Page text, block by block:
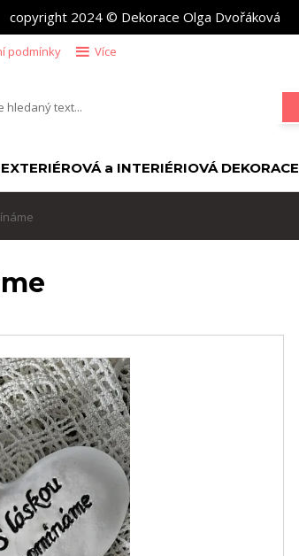
copyright 2024 © Dekorace Olga Dvořáková
podmínky Více
EXTERIÉROVÁ a INTERIÉRIOVÁ DEKORACE